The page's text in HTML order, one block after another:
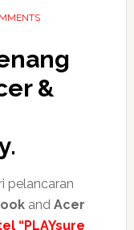
&
pelancaran
and Acer
“PLAYsure